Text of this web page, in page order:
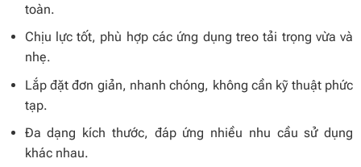
toàn.
Chịu lực tốt, phù hợp các ứng dụng treo tải trọng vừa và
nhẹ.
Lắp đặt đơn giản, nhanh chóng, không cần kỹ thuật phức
tạp.
Đa dạng kích thước, đáp ứng nhiều nhu cầu sử dụng
khác nhau.